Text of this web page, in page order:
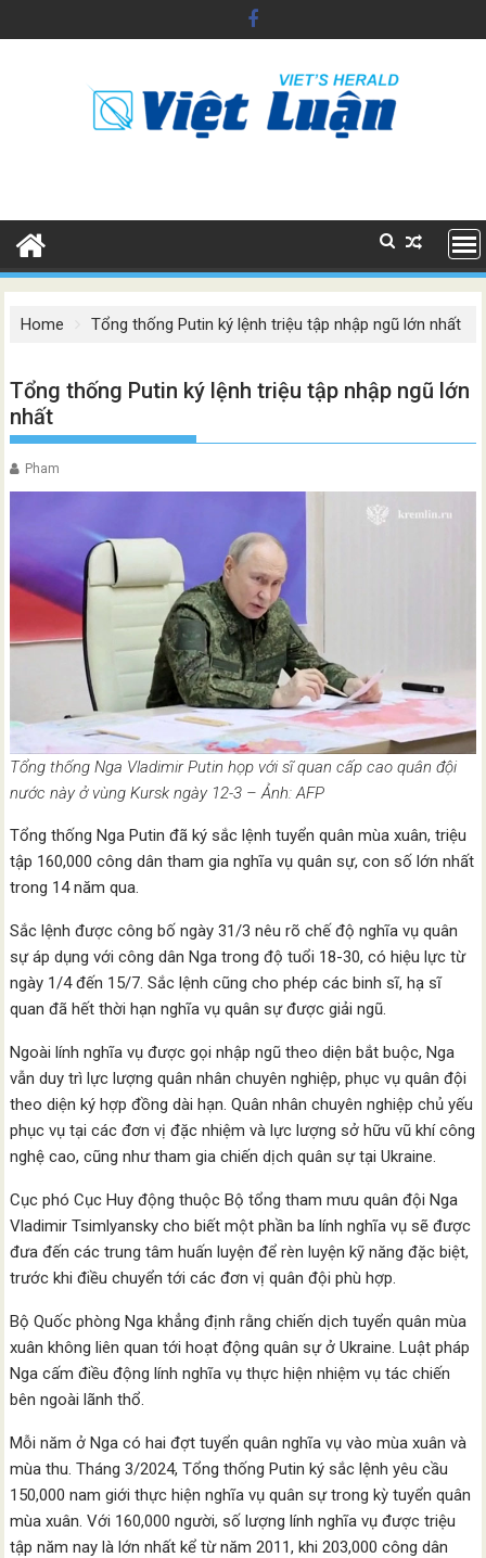
to
Home Tổng thống Putin ký lệnh triệu tập nhập ngũ lớn nhất
Tổng thống Putin ký lệnh triệu tập nhập ngũ lớn
nhất
Pham
Tổng thống Nga Vladimir Putin họp với sĩ quan cấp cao quân đội
nước này ở vùng Kursk ngày 12-3 – Ảnh: AFP
Tổng thống Nga Putin đã ký sắc lệnh tuyển quân mùa xuân, triệu
tập 160,000 công dân tham gia nghĩa vụ quân sự, con số lớn nhất
trong 14 năm qua.
Sắc lệnh được công bố ngày 31/3 nêu rõ chế độ nghĩa vụ quân
sự áp dụng với công dân Nga trong độ tuổi 18-30, có hiệu lực từ
ngày 1/4 đến 15/7. Sắc lệnh cũng cho phép các binh sĩ, hạ sĩ
quan đã hết thời hạn nghĩa vụ quân sự được giải ngũ.
Ngoài lính nghĩa vụ được gọi nhập ngũ theo diện bắt buộc, Nga
vẫn duy trì lực lượng quân nhân chuyên nghiệp, phục vụ quân đội
theo diện ký hợp đồng dài hạn. Quân nhân chuyên nghiệp chủ yếu
phục vụ tại các đơn vị đặc nhiệm và lực lượng sở hữu vũ khí công
nghệ cao, cũng như tham gia chiến dịch quân sự tại Ukraine.
Cục phó Cục Huy động thuộc Bộ tổng tham mưu quân đội Nga
Vladimir Tsimlyansky cho biết một phần ba lính nghĩa vụ sẽ được
đưa đến các trung tâm huấn luyện để rèn luyện kỹ năng đặc biệt,
trước khi điều chuyển tới các đơn vị quân đội phù hợp.
Bộ Quốc phòng Nga khẳng định rằng chiến dịch tuyển quân mùa
xuân không liên quan tới hoạt động quân sự ở Ukraine. Luật pháp
Nga cấm điều động lính nghĩa vụ thực hiện nhiệm vụ tác chiến
bên ngoài lãnh thổ.
Mỗi năm ở Nga có hai đợt tuyển quân nghĩa vụ vào mùa xuân và
mùa thu. Tháng 3/2024, Tổng thống Putin ký sắc lệnh yêu cầu
150,000 nam giới thực hiện nghĩa vụ quân sự trong kỳ tuyển quân
mùa xuân. Với 160,000 người, số lượng lính nghĩa vụ được triệu
tập năm nay là lớn nhất kể từ năm 2011, khi 203,000 công dân